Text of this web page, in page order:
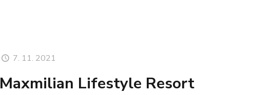
7. 11. 2021
Maxmilian Lifestyle Resort